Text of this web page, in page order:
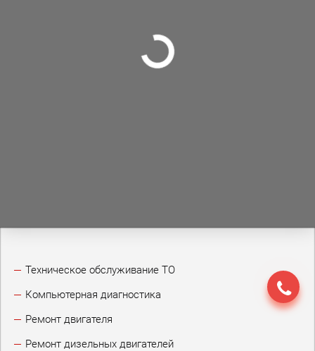
Техническое обслуживание ТО
Компьютерная диагностика
Ремонт двигателя
Ремонт дизельных двигателей